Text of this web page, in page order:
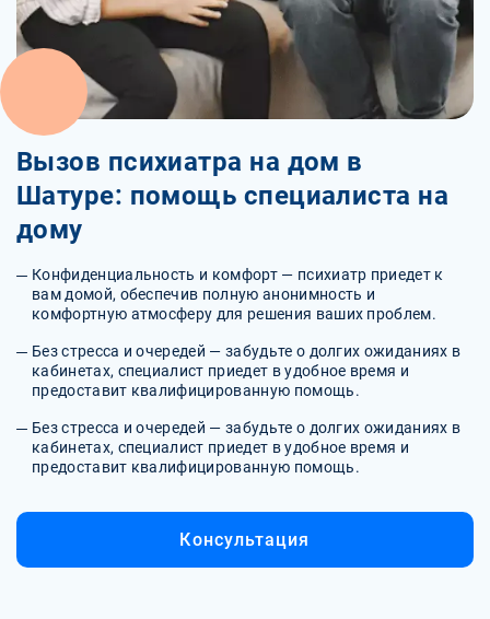
Вызов психиатра на дом в
Шатуре: помощь специалиста на
дому
Конфиденциальность и комфорт — психиатр приедет к
вам домой, обеспечив полную анонимность и
комфортную атмосферу для решения ваших проблем.
Без стресса и очередей — забудьте о долгих ожиданиях в
кабинетах, специалист приедет в удобное время и
предоставит квалифицированную помощь.
Без стресса и очередей — забудьте о долгих ожиданиях в
кабинетах, специалист приедет в удобное время и
предоставит квалифицированную помощь.
Консультация